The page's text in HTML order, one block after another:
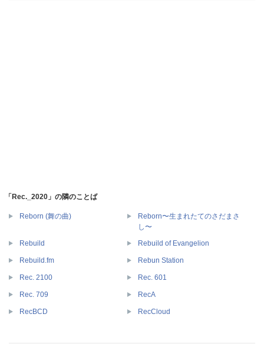
「Rec._2020」の隣のことば
Reborn (舞の曲)
Reborn〜生まれたてのさだまさ
し〜
Rebuild Rebuild of Evangelion
Rebuild.fm Rebun Station
Rec. 2100 Rec. 601
Rec. 709 RecA
RecBCD RecCloud